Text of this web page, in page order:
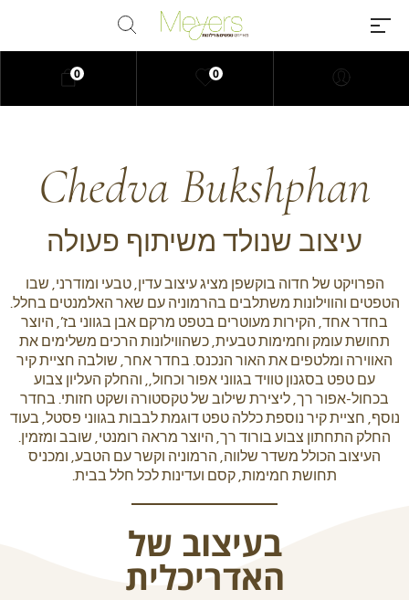
Millions of people around the
world visit Envato to buy and
sell creative assets, use smart
design templates, learn creative
skills or even hire freelancers.
With an industry-leading
marketplace paired with an
unlimited subscription service,
Envato helps creatives like you
get projects done faster.
About Envato
Privacy Policy
0
0
Chedva Bukshphan
עיצוב שנולד משיתוף פעולה
הפרויקט של חדוה בוקשפן מציג עיצוב עדין, טבעי ומודרני, שבו
הטפטים והווילונות משתלבים בהרמוניה עם שאר האלמנטים בחלל.
בחדר אחד, הקירות מעוטרים בטפט מרקם אבן בגווני בז’, היוצר
תחושת עומק וחמימות טבעית, כשהווילונות הרכים משלימים את
האווירה ומלטפים את האור הנכנס. בחדר אחר, שולבה חציית קיר
עם טפט בסגנון טוויד בגווני אפור וכחול,, והחלק העליון צבוע
בכחול-אפור רך, ליצירת שילוב של טקסטורה ושקט חזותי. בחדר
נוסף, חציית קיר נוספת כללה טפט דוגמת לבבות בגווני פסטל, בעוד
החלק התחתון צבוע בורוד רך, היוצר מראה רומנטי, שובב ומזמין.
העיצוב הכולל משדר שלווה, הרמוניה וקשר עם הטבע, ומכניס
תחושת חמימות, קסם ועדינות לכל חלל בבית.
בעיצוב של
האדריכלית